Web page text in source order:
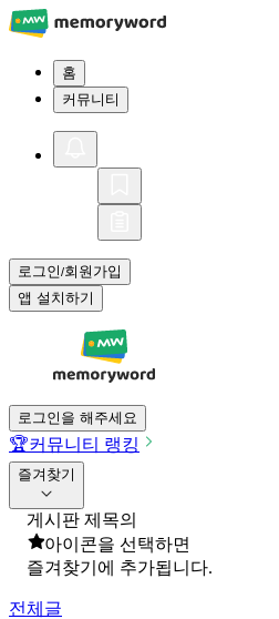
홈
커뮤니티
로그인/회원가입
앱 설치하기
로그인을 해주세요
🏆커뮤니티 랭킹
즐겨찾기
게시판 제목의
아이콘을 선택하면
즐겨찾기에 추가됩니다.
전체글